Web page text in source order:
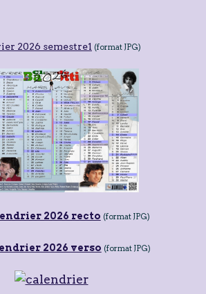
2026 semestre1 (format JPG)
2026 recto (format JPG)
2026 verso (format JPG)